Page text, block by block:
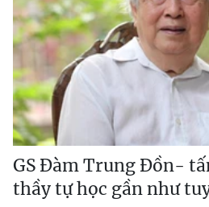
GS Đàm Trung Đồn-
thầy tự học gần như